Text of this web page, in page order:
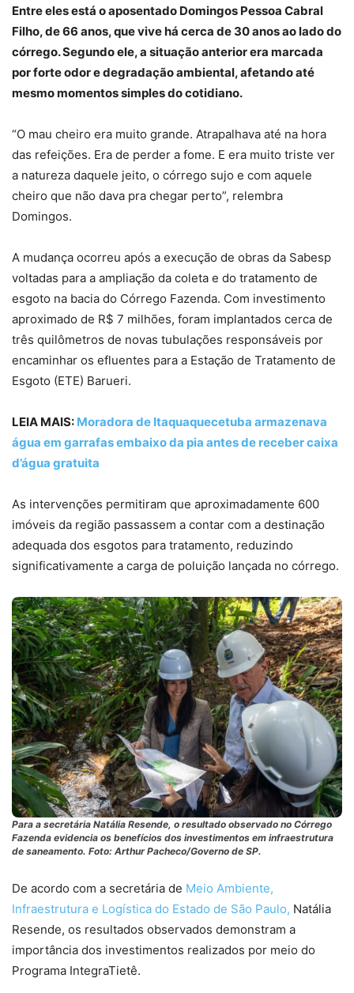
Entre eles está o aposentado Domingos Pessoa Cabral
Filho, de 66 anos, que vive há cerca de 30 anos ao lado do
córrego. Segundo ele, a situação anterior era marcada
por forte odor e degradação ambiental, afetando até
mesmo momentos simples do cotidiano.
“O mau cheiro era muito grande. Atrapalhava até na hora
das refeições. Era de perder a fome. E era muito triste ver
a natureza daquele jeito, o córrego sujo e com aquele
cheiro que não dava pra chegar perto”, relembra
Domingos.
A mudança ocorreu após a execução de obras da Sabesp
voltadas para a ampliação da coleta e do tratamento de
esgoto na bacia do Córrego Fazenda. Com investimento
aproximado de R$ 7 milhões, foram implantados cerca de
três quilômetros de novas tubulações responsáveis por
encaminhar os efluentes para a Estação de Tratamento de
Esgoto (ETE) Barueri.
LEIA MAIS: Moradora de Itaquaquecetuba armazenava
água em garrafas embaixo da pia antes de receber caixa
d’água gratuita
As intervenções permitiram que aproximadamente 600
imóveis da região passassem a contar com a destinação
adequada dos esgotos para tratamento, reduzindo
significativamente a carga de poluição lançada no córrego.
Para a secretária Natália Resende, o resultado observado no Córrego
Fazenda evidencia os benefícios dos investimentos em infraestrutura
de saneamento. Foto: Arthur Pacheco/Governo de SP.
De acordo com a secretária de Meio Ambiente,
Infraestrutura e Logística do Estado de São Paulo, Natália
Resende, os resultados observados demonstram a
importância dos investimentos realizados por meio do
Programa IntegraTietê.